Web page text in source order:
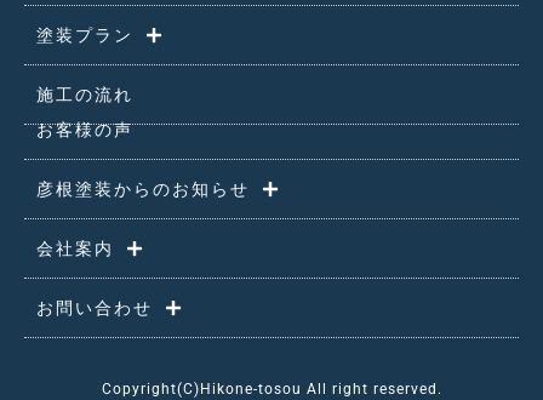
塗装プラン
施工の流れ
お客様の声
彦根塗装からのお知らせ
会社案内
お問い合わせ
Copyright(C)Hikone-tosou All right reserved.